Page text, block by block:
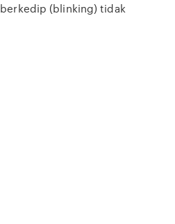
(blinking) tidak